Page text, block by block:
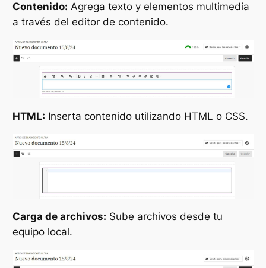
Contenido: Agrega texto y elementos multimedia
a través del editor de contenido.
HTML: Inserta contenido utilizando HTML o CSS.
Carga de archivos: Sube archivos desde tu
equipo local.